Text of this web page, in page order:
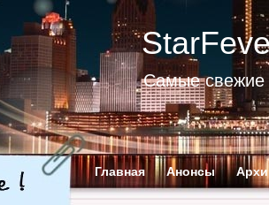
Самые свежие
Главная Анонсы